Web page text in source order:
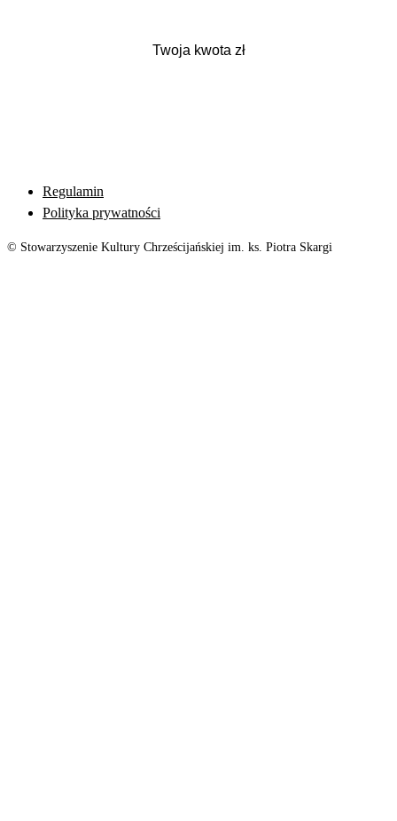
Regulamin
Polityka prywatności
© Stowarzyszenie Kultury Chrześcijańskiej im. ks. Piotra Skargi